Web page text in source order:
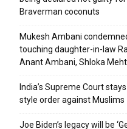
Braverman coconuts
Mukesh Ambani
touching daughter-in-law
Anant Ambani, Shloka
India’s Supreme Court
style order against Muslims
Joe Biden’s legacy will be